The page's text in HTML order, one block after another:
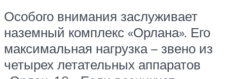
Особого внимания заслуживает
наземный комплекс «Орлана». Его
максимальная нагрузка – звено из
четырех летательных аппаратов